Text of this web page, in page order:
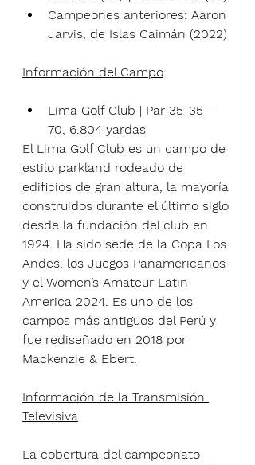
Campeones anteriores: Aaron
Jarvis, de Islas Caimán (2022)
Información del Campo
Lima Golf Club | Par 35-35—
70, 6.804 yardas
El Lima Golf Club es un campo de
estilo parkland rodeado de
edificios de gran altura, la mayoría
construidos durante el último siglo
desde la fundación del club en
1924. Ha sido sede de la Copa Los
Andes, los Juegos Panamericanos
y el Women’s Amateur Latin
America 2024. Es uno de los
campos más antiguos del Perú y
fue rediseñado en 2018 por
Mackenzie & Ebert.
Información de la Transmisión
Televisiva
La cobertura del campeonato